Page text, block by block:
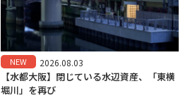
NEW 2026.08.03
【水都大阪】閉じている水辺資産、「東横
堀川」を再び